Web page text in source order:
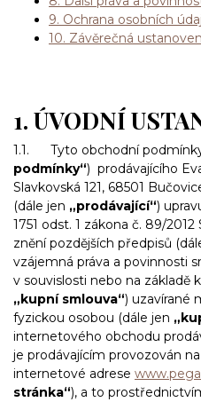
9. Ochrana osobních
10. Závěrečná
1. ÚVODNÍ
1.1. Tyto obchodní
podmínky“) prodávajícího
Slavkovská 121, 68501
(dále jen „prodávající“)
1751 odst. 1 zákona č. 89/
znění pozdějších předpisů
vzájemná práva a povinnosti
v souvislosti nebo na základě
„kupní smlouva“) uzavírané
fyzickou osobou (dále jen
internetového obchodu
je prodávajícím provozován
internetové adrese
stránka“), a to